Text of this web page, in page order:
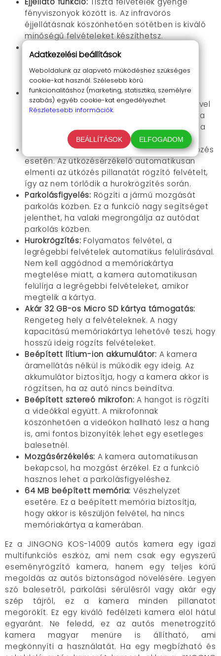
fényviszonyok között is. Az infravörös
éjjellátásnak köszönhetően sötétben is kiváló
minőségű felvételeket készíthetsz.
visszanézéséhez. A nagy méretű kijelzőn
kényelmesen visszanézheted a rögzített
videókat.
Beépített Wi-Fi: Valós idejű megtekintés
okostelefonon. A Wi-Fi kapcsolat segítségével
vezeték nélkül csatlakozhatsz a kamerához a
telefonodon, és megnézheted, rögzítheted a
felvételeket.
Automatikus felvételzárolás ütközés
esetén. Az ütközésérzékelő automatikusan
elmenti az ütközés pillanatát rögzítő felvételt,
így az nem törlődik a hurokrögzítés során.
Parkolásfigyelés: Rögzíti a jármű mozgását
parkolás közben. Ez a funkció nagy segítséget
jelenthet, ha valaki megrongálja az autódat
parkolás közben.
Hurokrögzítés: Folyamatos felvétel, a
legrégebbi felvételek automatikus felülírásával.
Nem kell aggódnod a memóriakártya
megtelése miatt, a kamera automatikusan
felülírja a legrégebbi felvételeket, amikor
megtelik a kártya.
Akár 32 GB-os Micro SD kártya támogatás:
Rengeteg hely a felvételeknek. A nagy
kapacitású memóriakártya lehetővé teszi, hogy
hosszú ideig rögzíts felvételeket.
Beépített lítium-ion akkumulátor: A kamera
áramellátás nélkül is működik egy ideig. Az
akkumulátor biztosítja, hogy a kamera akkor is
rögzítsen, ha az autó nincs beindítva.
Beépített sztereó mikrofon: A hangot is rögzíti
a videókkal együtt. A mikrofonnak
köszönhetően a videókon hallható lesz a hang
is, ami fontos bizonyíték lehet egy esetleges
balesetnél.
Mozgásérzékelés: A kamera automatikusan
bekapcsol, ha mozgást érzékel. Ez a funkció
hasznos lehet a parkolásfigyeléshez.
64 MB beépített memória: Vészhelyzet
esetére. Ez a beépített memória biztosítja,
hogy akkor is készüljön felvétel, ha nincs
memóriakártya a kamerában.
Ez a JINGONG KOS-14009 autós kamera egy igazi
multifunkciós eszköz, ami nem csak egy egyszerű
eseményrögzítő kamera, hanem egy teljes körű
megoldás az autós biztonságod növelésére. Legyen
szó balesetről, parkolási sérülésről vagy akár egy
szép tájról, ez a kamera minden pillanatot
megörökít. Ez egy kiváló fedélzeti kamera elöl hátul
egyaránt. Ne feledd, ez az autós menetrögzítő
kamera magyar menüre is állítható, ami
megkönnyíti a használatát. Ha egy megbízható és
Adatkezelési beállítások
Weboldalunk az alapvető működéshez szükséges
cookie-kat használ. Szélesebb körű
funkcionalitáshoz (marketing, statisztika, személyre
szabás) egyéb cookie-kat engedélyezhet.
Részletesebb információk.
BEÁLLÍTÁSOK ELFOGADOM